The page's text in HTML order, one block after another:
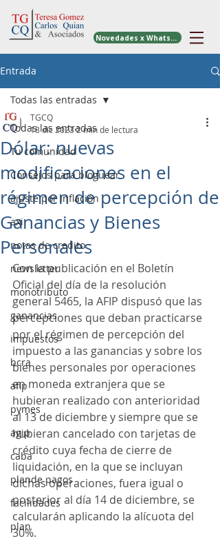
Novedades x WhatsApp
Entrada
Todas las entradas
Tu comunidad
Consejos para bloguear
ajuste por inflacion
axi
notas de credito
newsletter
monotributo
ganancias
impuestos
bcra
afip
pymes
agip
caba
plande pagos
facilidades
plan
Todas las entradas
Dólar: nuevas
modificaciones en el
régimen de percepción de
Ganancias y Bienes
Personales
TGCQ
18 dic 20232 min de lectura
Con la publicación en el Boletín
Oficial del día de la resolución
general 5465, la AFIP dispusó que las
percepciones que deban practicarse
por el régimen de percepción del
impuesto a las ganancias y sobre los
bienes personales por operaciones
en moneda extranjera que se
hubieran realizado con anterioridad
al 13 de diciembre y siempre que se
hubieran cancelado con tarjetas de
crédito cuya fecha de cierre de
liquidación, en la que se incluyan
dichas operaciones, fuera igual o
posterior al día 14 de diciembre, se
calcularán aplicando la alícuota del
30%.